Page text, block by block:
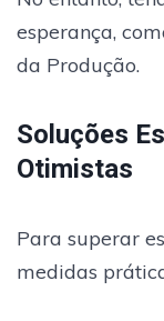
esperança,
da Produção.
Soluções
Otimistas
Para superar
medidas